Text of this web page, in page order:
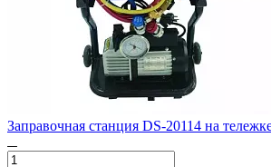
Заправочная станция DS-20114 на